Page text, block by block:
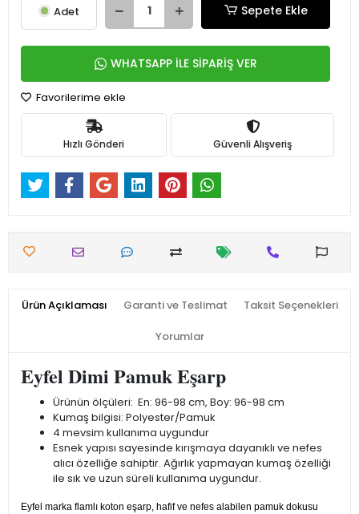
Adet Sepete Ekle
WHATSAPP İLE SİPARİŞ VER
Favorilerime ekle
Hızlı Gönderi Güvenli Alışveriş
Ürün Açıklaması Garanti ve Teslimat Taksit Seçenekleri
Yorumlar
Eyfel Dimi Pamuk Eşarp
Ürünün ölçüleri: En: 96-98 cm, Boy: 96-98 cm
Kumaş bilgisi: Polyester/Pamuk
4 mevsim kullanıma uygundur
Esnek yapısı sayesinde kırışmaya dayanıklı ve nefes
alıcı özelliğe sahiptir. Ağırlık yapmayan kumaş özelliği
ile sık ve uzun süreli kullanıma uygundur.
Eyfel marka flamlı koton eşarp, hafif ve nefes alabilen pamuk dokusu